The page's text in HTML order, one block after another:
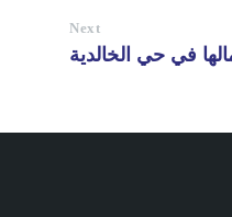
Next
في حي الخالدية